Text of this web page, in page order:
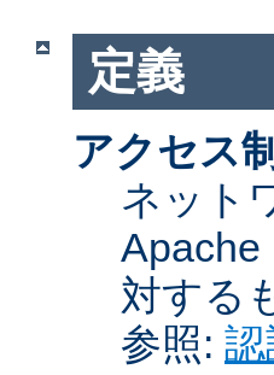
定義
アクセス
ネット
対する
参照: